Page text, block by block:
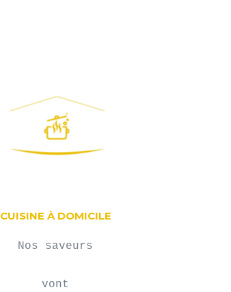
CUISINE À DOMICILE
Nos saveurs
vont